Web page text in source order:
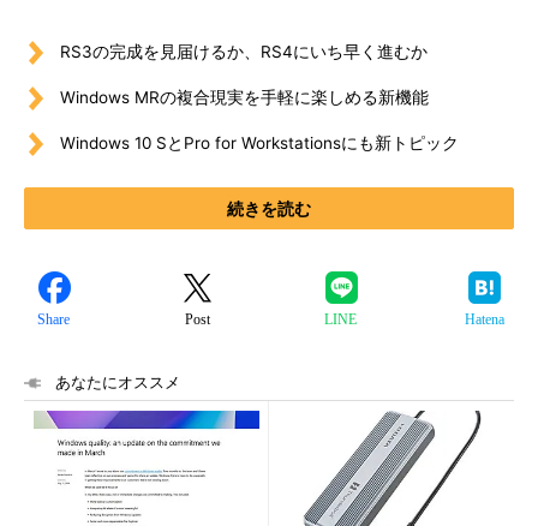
RS3の完成を見届けるか、RS4にいち早く進むか
Windows MRの複合現実を手軽に楽しめる新機能
Windows 10 SとPro for Workstationsにも新トピック
続きを読む
Share Post LINE Hatena
あなたにオススメ